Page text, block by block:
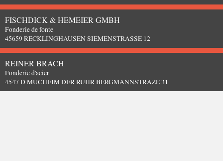
FISCHDICK & HEMEIER GMBH
Fonderie de fonte
45659 RECKLINGHAUSEN SIEMENSTRASSE 12
REINER BRACH
Fonderie d'acier
4547 D MUCHEIM DER RUHR BERGMANNSTRAZE 31